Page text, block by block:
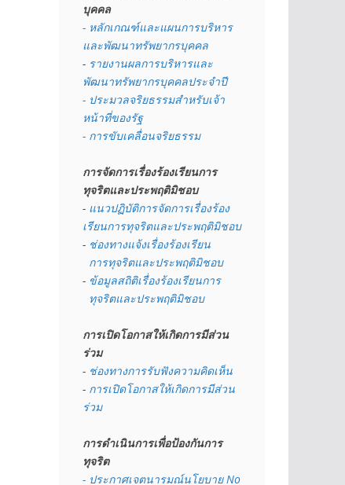
บุคคล
- หลักเกณฑ์และแผนการบริหาร
และพัฒนาทรัพยากรบุคคล
- รายงานผลการบริหารและ
พัฒนาทรัพยากรบุคคลประจำปี
- ประมวลจริยธรรมสำหรับเจ้า
หน้าที่ของรัฐ
- การขับเคลื่อนจริยธรรม
การจัดการเรื่องร้องเรียนการ
ทุจริตและประพฤติมิชอบ
- แนวปฏิบัติการจัดการเรื่องร้อง
เรียนการทุจริตและประพฤติมิชอบ
- ช่องทางแจ้งเรื่องร้องเรียน
  การทุจริตและประพฤติมิชอบ
- ข้อมูลสถิติเรื่องร้องเรียนการ
  ทุจริตและประพฤติมิชอบ
การเปิดโอกาสให้เกิดการมีส่วน
ร่วม
- ช่องทางการรับฟังความคิดเห็น
- การเปิดโอกาสให้เกิดการมีส่วน
ร่วม
การดำเนินการเพื่อป้องกันการ
ทุจริต
- ประกาศเจตนารมณ์นโยบาย No